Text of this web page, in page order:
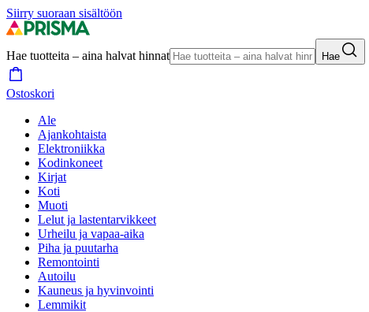
Siirry suoraan sisältöön
Hae tuotteita – aina halvat hinnat Hae
Ostoskori
Ale
Ajankohtaista
Elektroniikka
Kodinkoneet
Kirjat
Koti
Muoti
Lelut ja lastentarvikkeet
Urheilu ja vapaa-aika
Piha ja puutarha
Remontointi
Autoilu
Kauneus ja hyvinvointi
Lemmikit